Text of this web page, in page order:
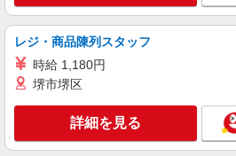
270,000円〜 ★固定残
含む） ※経験・能力考慮 ※固定残業時間は1ヶ月
あたり20時間、超過
3万円まで交通費支
制手当／住宅手当（
途支給）※試用期間
当の種類はエリアによ
時にお尋ねください。
≪新宿店≫ 東京都
通り下新宿サブナー
キープ
正社員
Stola.（ストラ） 新宿サブナード店
未経験歓迎のアパレ
レジ・商品陳列スタッフ
時給 1,180円
堺市堺区
詳細を見る